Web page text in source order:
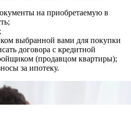
на приобретаемую в
выбранной вами для покупки
договора с кредитной
(продавцом квартиры);
за ипотеку.